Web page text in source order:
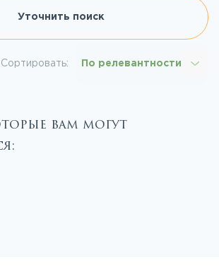
Уточнить поиск
Сортировать: По релевантности
вам могут